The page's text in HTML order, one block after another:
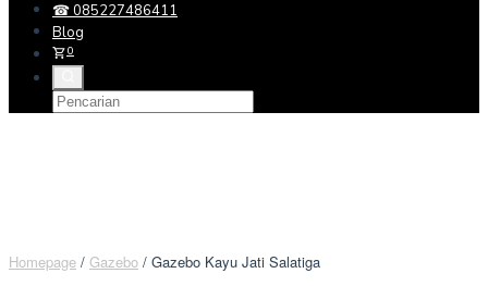
☎ 085227486411
Blog
0
Homepage / Gazebo / Gazebo Kayu Jati Salatiga